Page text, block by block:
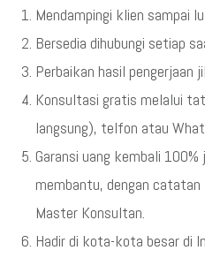
Mendampingi klien sampai
Bersedia dihubungi setiap
Perbaikan hasil pengerjaan
Konsultasi gratis melalui
langsung), telfon atau
Garansi uang kembali
membantu, dengan
Master Konsultan.
Hadir di kota-kota besar di